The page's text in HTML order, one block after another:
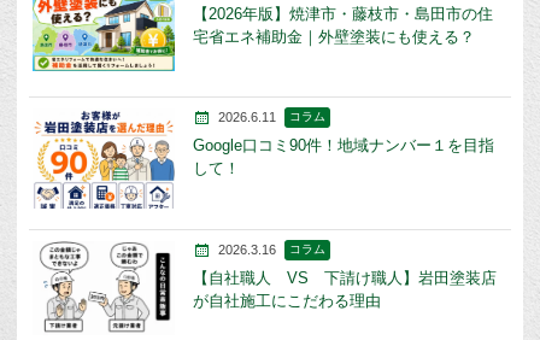
【2026年版】焼津市・藤枝市・島田市の住
宅省エネ補助金｜外壁塗装にも使える？
2026.6.11 コラム
Google口コミ90件！地域ナンバー１を目指
して！
2026.3.16 コラム
【自社職人 VS 下請け職人】岩田塗装店
が自社施工にこだわる理由